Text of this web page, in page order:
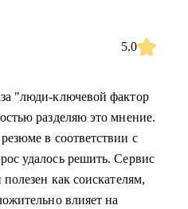
5.0
"люди-ключевой фактор
разделяю это мнение.
в соответствии с
удалось решить. Сервис
как соискателям,
влияет на